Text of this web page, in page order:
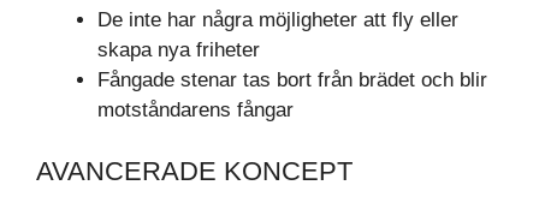
De inte har några möjligheter att fly eller
skapa nya friheter
Fångade stenar tas bort från brädet och blir
motståndarens fångar
AVANCERADE KONCEPT